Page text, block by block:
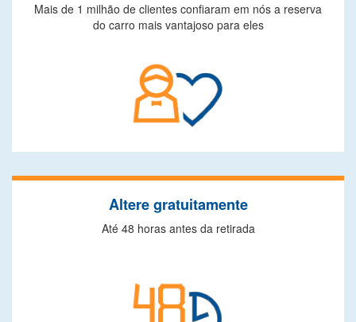
Mais de 1 milhão de clientes confiaram em nós a reserva
do carro mais vantajoso para eles
Altere gratuitamente
Até 48 horas antes da retirada